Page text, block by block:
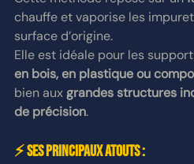
chauffe et vaporise les
surface d’origine.
Elle est idéale pour les
en bois, en plastique ou
bien aux grandes structures
de précision.
⚡ Ses principaux atouts :